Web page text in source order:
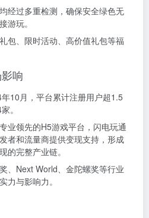
经过多重检测，确保安全绿色无
游玩。
包、限时活动、高价值礼包等福
响
年10月，平台累计注册用户超1.5
。
业领先的H5游戏平台，闪电玩通
者和流量商提供变现支持，形成
的完整产业链。
、Next World、金陀螺奖等行业
力与影响力。